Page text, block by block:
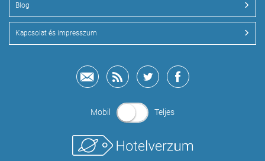
Blog
Kapcsolat és impresszum
Mobil Teljes